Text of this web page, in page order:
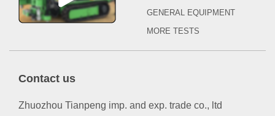
GENERAL EQUIPMENT
MORE TESTS
Contact us
Zhuozhou Tianpeng imp. and exp. trade co., ltd